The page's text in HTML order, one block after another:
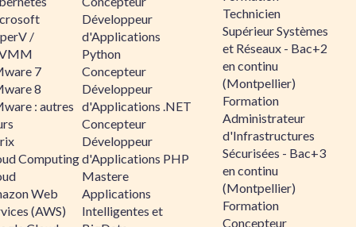
/
7
8
: autres
Computing
Web
(AWS)
Développeur
d'Applications
Python
Concepteur
Développeur
d'Applications .NET
Concepteur
Développeur
d'Applications PHP
Mastere
Applications
Intelligentes et
Technicien
Supérieur Systèmes
et Réseaux - Bac+2
en continu
(Montpellier)
Formation
Administrateur
d'Infrastructures
Sécurisées - Bac+3
en continu
(Montpellier)
Formation
Concepteur